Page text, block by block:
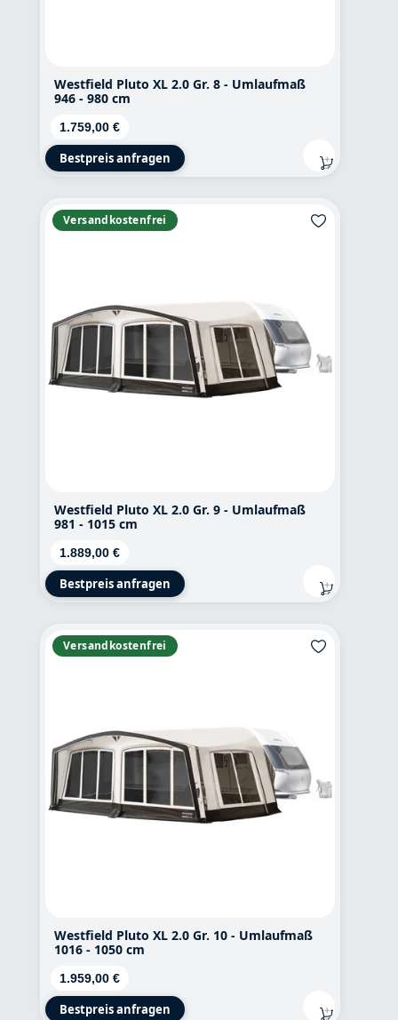
Westfield Pluto XL 2.0 Gr. 8 - Umlaufmaß
946 - 980 cm
Regulärer Preis:
1.759,00 €
Bestpreis anfragen
Versandkostenfrei
Westfield Pluto XL 2.0 Gr. 9 - Umlaufmaß
981 - 1015 cm
Regulärer Preis:
1.889,00 €
Bestpreis anfragen
Versandkostenfrei
Westfield Pluto XL 2.0 Gr. 10 - Umlaufmaß
1016 - 1050 cm
Regulärer Preis:
1.959,00 €
Bestpreis anfragen